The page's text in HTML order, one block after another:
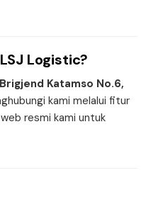
LSJ Logistic?
Katamso No.6,
kami melalui fitur
resmi kami untuk